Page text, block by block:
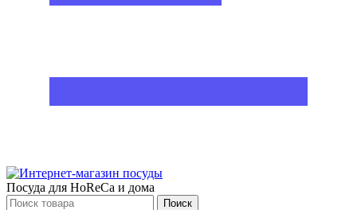
Посуда для HoReCa и дома
Поиск